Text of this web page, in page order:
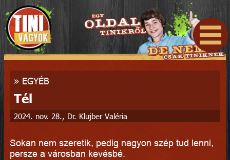
» EGYÉB
Tél
2024. nov. 28., Dr. Klujber Valéria
Sokan nem szeretik, pedig nagyon szép tud lenni,
persze a városban kevésbé.